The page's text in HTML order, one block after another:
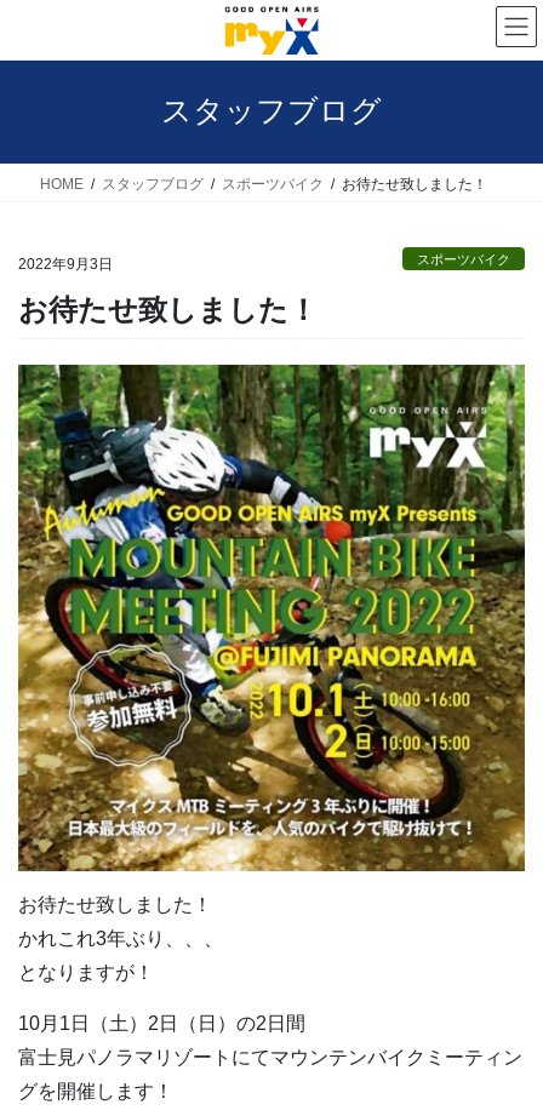
スタッフブログ
HOME スタッフブログ スポーツバイク お待たせ致しました！
2022年9月3日 スポーツバイク
お待たせ致しました！
お待たせ致しました！
かれこれ3年ぶり、、、
となりますが！
10月1日（土）2日（日）の2日間
富士見パノラマリゾートにてマウンテンバイクミーティン
グを開催します！